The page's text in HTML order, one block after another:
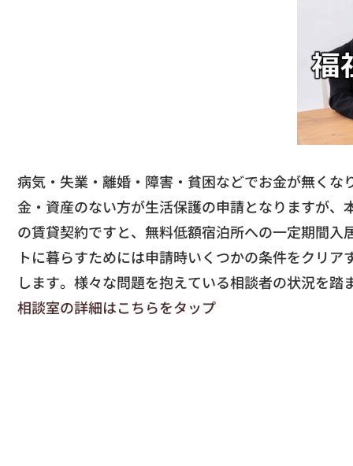
病気・失業・離婚・障害・貧困などでお金が無く
金・資産のない方が生活保護の申請となりますが
の賃貸契約ですと、無料低額宿泊所への一定期間
トに暮らすためには申請時いくつかの条件をクリ
します。様々な問題を抱えている相談者の状況を
相談室の詳細はこちらをタップ